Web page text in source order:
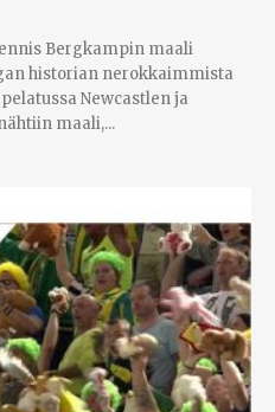
Bergkampin maali
historian nerokkaimmista
Newcastlen ja
maali,...